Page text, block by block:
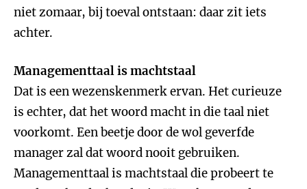
niet zomaar, bij toeval ontstaan: daar zit iets
achter.
Managementtaal is machtstaal
Dat is een wezenskenmerk ervan. Het curieuze
is echter, dat het woord macht in die taal niet
voorkomt. Een beetje door de wol geverfde
manager zal dat woord nooit gebruiken.
Managementtaal is machtstaal die probeert te